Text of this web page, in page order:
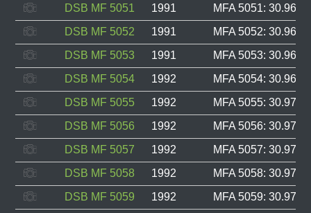
DSB MF 5051
1991
MFA 5051:
DSB MF 5052
1991
MFA 5052:
DSB MF 5053
1991
MFA 5053:
DSB MF 5054
1992
MFA 5054:
DSB MF 5055
1992
MFA 5055:
DSB MF 5056
1992
MFA 5056:
DSB MF 5057
1992
MFA 5057:
DSB MF 5058
1992
MFA 5058:
DSB MF 5059
1992
MFA 5059: